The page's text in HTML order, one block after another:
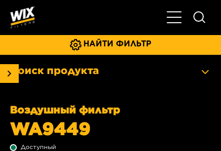
Главное
НАЙТИ ФИЛЬТР
Поиск продукта
Воздушный фильтр
WA9449
Доступный